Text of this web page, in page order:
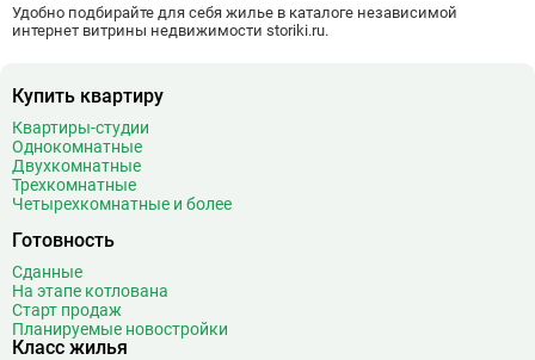
Удобно подбирайте для себя жилье в каталоге независимой
интернет витрины недвижимости storiki.ru.
Купить квартиру
Квартиры-студии
Однокомнатные
Двухкомнатные
Трехкомнатные
Четырехкомнатные и более
Готовность
Сданные
На этапе котлована
Старт продаж
Планируемые новостройки
Класс жилья